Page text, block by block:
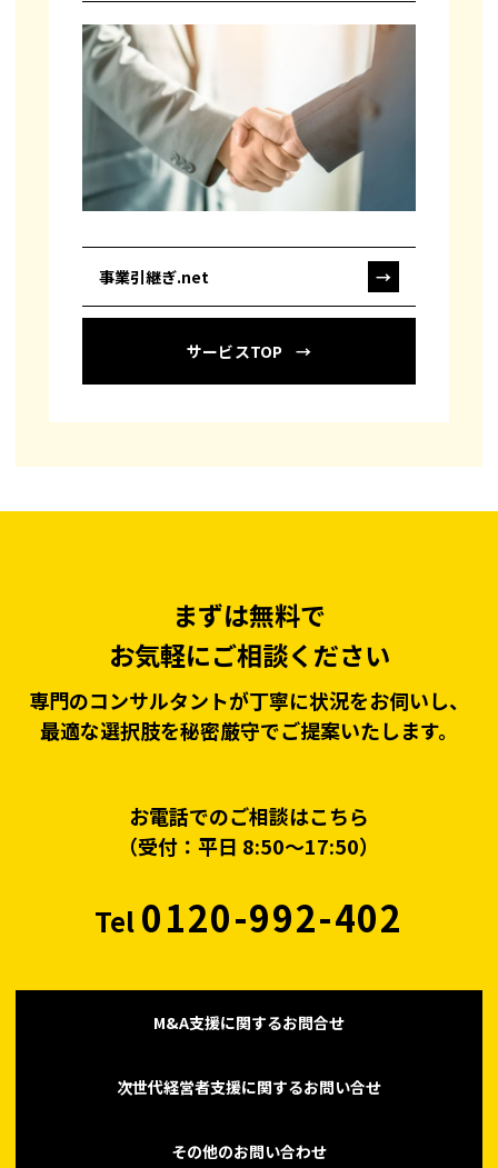
事業引継ぎ.net →
サービスTOP
まずは無料で
お気軽にご相談ください
専門のコンサルタントが丁寧に状況をお伺いし、
最適な選択肢を秘密厳守でご提案いたします。
お電話でのご相談はこちら
（受付：平日 8:50〜17:50）
Tel0120-992-402
M&A支援に関するお問合せ
次世代経営者支援に関するお問い合せ
その他のお問い合わせ